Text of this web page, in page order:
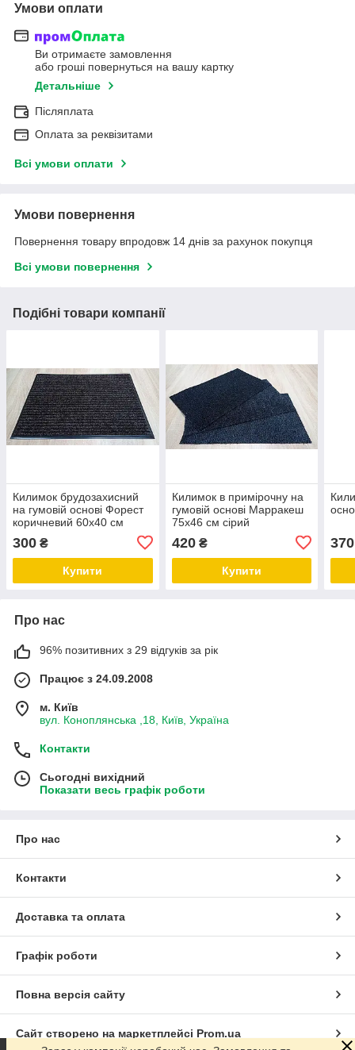
Умови оплати
Ви отримаєте замовлення
або гроші повернуться на вашу картку
Детальніше
Післяплата
Оплата за реквізитами
Всі умови оплати
Умови повернення
Повернення товару впродовж 14 днів за рахунок покупця
Всі умови повернення
Подібні товари компанії
Килимок брудозахисний
на гумовій основі Форест
коричневий 60х40 см
300 ₴
Купити
Килимок в примірочну на
гумовій основі Марракеш
75х46 см сірий
420₴
Купити
370
Про нас
96% позитивних з 29 відгуків за рік
Працює з 24.09.2008
м. Київ
вул. Коноплянська ,18, Київ, Україна
Контакти
Сьогодні вихідний
Показати весь графік роботи
Про нас
Контакти
Доставка та оплата
Графік роботи
Повна версія сайту
Сайт створено на маркетплейсі Prom.ua